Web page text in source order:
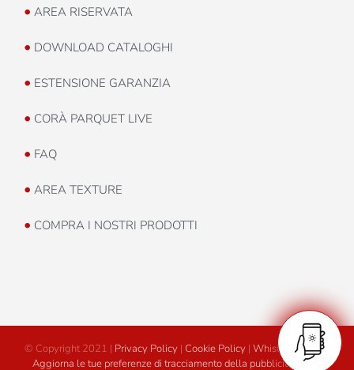
• AREA RISERVATA
• DOWNLOAD CATALOGHI
• ESTENSIONE GARANZIA
• CORÀ PARQUET LIVE
• FAQ
• AREA TEXTURE
• COMPRA I NOSTRI PRODOTTI
© Copyright 2021 | Privacy Policy | Cookie Policy | Whistleblowing
Aggiorna le tue preferenze di tracciamento della pubblicità
Area